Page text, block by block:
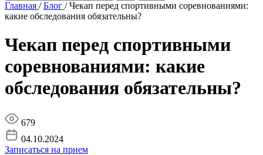
Главная / Блог / Чекап перед спортивными соревнованиями:
какие обследования обязательны?
Чекап перед спортивными
соревнованиями: какие
обследования обязательны?
679
04.10.2024
Записаться на прием